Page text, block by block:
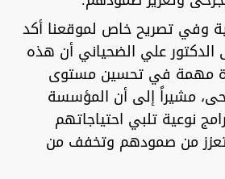
وفي تصريح خاص لموقعنا أكد
علي الضحياني أن هذه
مهمة في تحسين مستوى
مشيراً إلى أن المؤسسة
نوعية تلبي احتياجاتهم
من صمودهم وتخفف من